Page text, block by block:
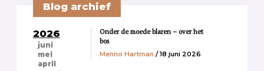
Blog archief
2026
juni
mei
april
Onder de moede blaren – over het
bos
Menno Hartman / 18 juni 2026